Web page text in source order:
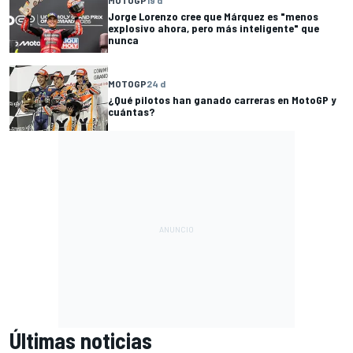
Jorge Lorenzo cree que Márquez es "menos
explosivo ahora, pero más inteligente" que
nunca
MOTOGP24 d
¿Qué pilotos han ganado carreras en MotoGP y
cuántas?
Últimas noticias